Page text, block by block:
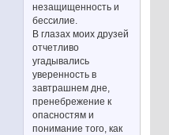
незащищенность и
бессилие.
В глазах моих друзей
отчетливо
угадывались
уверенность в
завтрашнем дне,
пренебрежение к
опасностям и
понимание того, как